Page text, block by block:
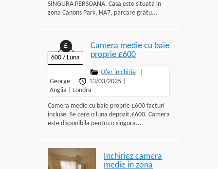
SINGURA PERSOANA. Casa este situata in
zona Canons Park, HA7, parcare gratu...
£
600 / Luna
Camera medie cu baie
proprie £600
Ofer in chirie
George
13/03/2025
Anglia
Londra
Camera medie cu baie proprie £600 facturi
incluse. Se cere o luna depozit,£600. Camera
este disponibila pentru o singura...
Inchiriez camera
medie in zona